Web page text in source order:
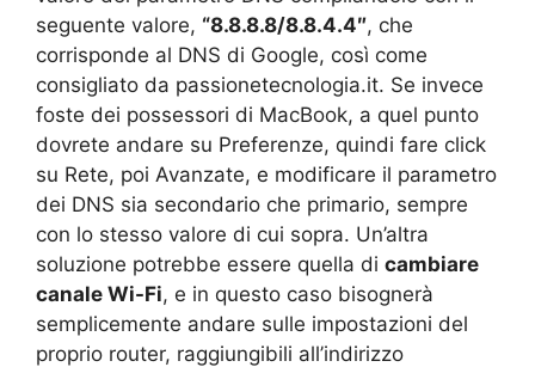
seguente valore, “8.8.8.8/8.8.4.4″, che
corrisponde al DNS di Google, così come
consigliato da passionetecnologia.it. Se invece
foste dei possessori di MacBook, a quel punto
dovrete andare su Preferenze, quindi fare click
su Rete, poi Avanzate, e modificare il parametro
dei DNS sia secondario che primario, sempre
con lo stesso valore di cui sopra. Un’altra
soluzione potrebbe essere quella di cambiare
canale Wi-Fi, e in questo caso bisognerà
semplicemente andare sulle impostazioni del
proprio router, raggiungibili all’indirizzo